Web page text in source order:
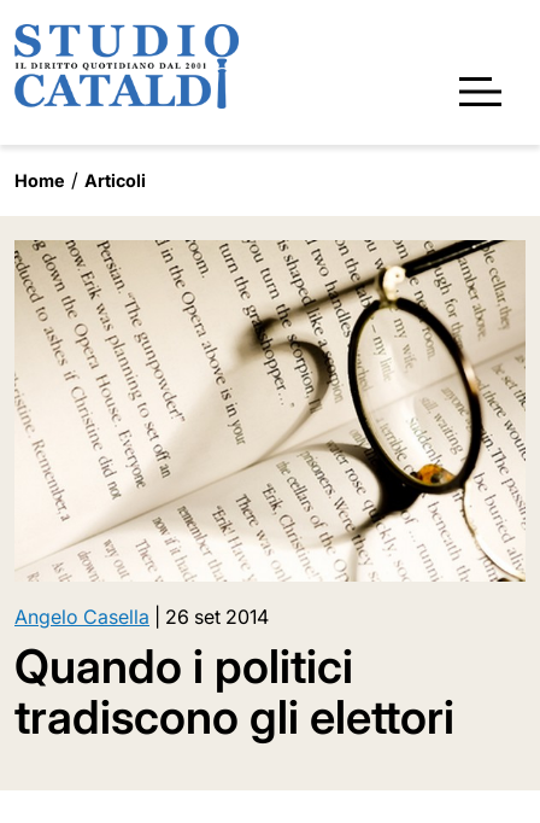
Home Articoli
Angelo Casella 26 set 2014
Quando i politici
tradiscono gli elettori